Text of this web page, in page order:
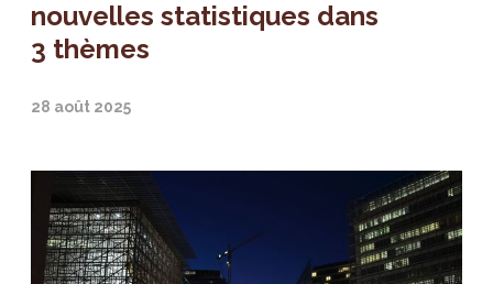
nouvelles statistiques dans
3 thèmes
28 août 2025